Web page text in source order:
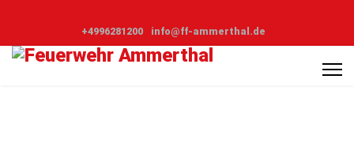
+4996281200 info@ff-ammerthal.de